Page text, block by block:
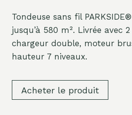
Tondeuse sans fil
jusqu’à 580 m². Livrée avec
chargeur double, moteur
hauteur 7 niveaux.
Acheter le produit